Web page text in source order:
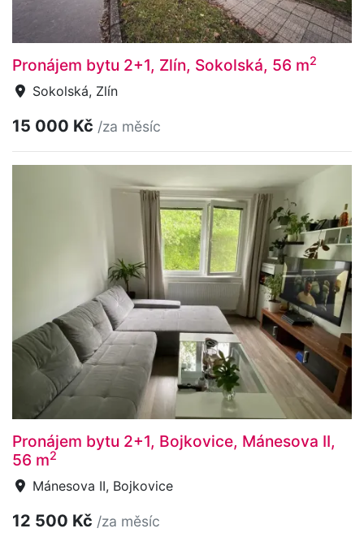
Pronájem bytu 2+1, Zlín, Sokolská, 56 m2
Sokolská, Zlín
15 000 Kč /za měsíc
Pronájem bytu 2+1, Bojkovice, Mánesova II,
56 m2
Mánesova II, Bojkovice
12 500 Kč /za měsíc